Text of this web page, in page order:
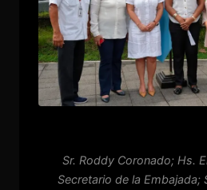
Sr. Roddy Coronado; Hs.
Secretario de la Embajada;